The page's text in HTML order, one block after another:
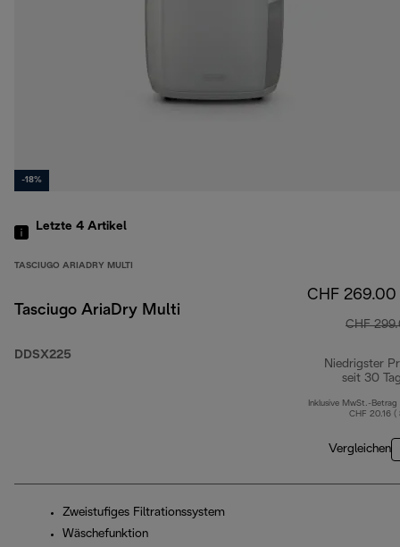
-18%
Letzte 4 Artikel
TASCIUGO ARIADRY MULTI
Tasciugo AriaDry Multi
DDSX225
CHF 269.00
CHF
Niedrigster
seit 30
Inklusive MwSt.-Betrag
CHF 20.16 (
Vergleichen
Zweistufiges Filtrationssystem
Wäschefunktion